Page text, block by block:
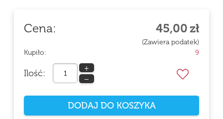
Cena: 45,00zł
(Zawiera podatek)
Kupiło:
9
Ilość:
+
−
DODAJ DO KOSZYKA